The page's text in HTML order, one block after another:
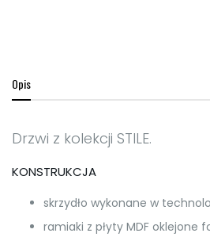
Opis
Drzwi z kolekcji STILE.
KONSTRUKCJA
skrzydło wykonane w
ramiaki z płyty MDF oklejone